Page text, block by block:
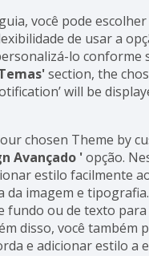
você pode
de usar a
lo conforme
section, the
will be
chosen Theme by
Avançado 'opção.
estilo facilmente
da imagem e
fundo ou de texto
disso, você também
e adicionar estilo a